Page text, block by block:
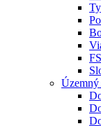
Územný